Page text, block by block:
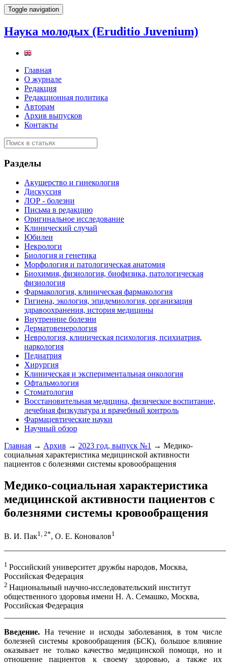
Toggle navigation
Наука молодых (Eruditio Juvenium)
Главная
О журнале
Редакция
Редакционная политика
Авторам
Архив выпусков
Контакты
Разделы
Акушерство и гинекология
Дискуссия
ЛОР - болезни
Письма в редакцию
Оригинальное исследование
Клинический случай
Юбилеи
Некрологи
Биология и генетика
Морфология и патологическая анатомия
Биохимия, физиология, биофизика, патологическая
физиология
Фармакология, клиническая фармакология
Гигиена, экология, эпидемиология, организация
здравоохранения, история медицины
Внутренние болезни
Дерматовенерология
Неврология, клиническая психология, психиатрия,
наркология
Педиатрия
Хирургия
Клиническая и экспериментальная онкология
Офтальмология
Стоматология
Восстановительная медицина, физическое воспитание,
лечебная физкультура и врачебный контроль
Фармацевтические науки
Научный обзор
Главная → Архив → 2023 год, выпуск №1 → Медико-
социальная характеристика медицинской активности
пациентов с болезнями системы кровообращения
Медико-социальная характеристика
медицинской активности пациентов с
болезнями системы кровообращения
В. И. Пак1, 2*, О. Е. Коновалов1
1 Российский университет дружбы народов, Москва,
Российская Федерация
2 Национальный научно-исследовательский институт
общественного здоровья имени Н. А. Семашко, Москва,
Российская Федерация
Введение. На течение и исходы заболевания, в том числе
болезней системы кровообращения (БСК), большое влияние
оказывает не только качество медицинской помощи, но и
отношение пациентов к своему здоровью, а также их